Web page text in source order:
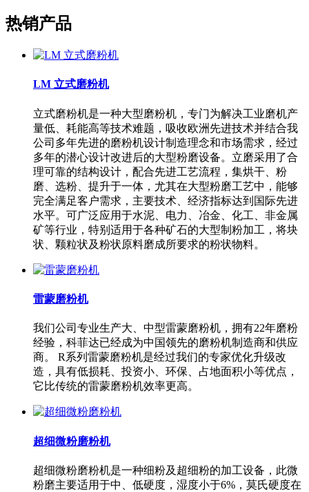
热销产品
LM 立式磨粉机
立式磨粉机是一种大型磨粉机，专门为解决工业磨机产
量低、耗能高等技术难题，吸收欧洲先进技术并结合我
公司多年先进的磨粉机设计制造理念和市场需求，经过
多年的潜心设计改进后的大型粉磨设备。立磨采用了合
理可靠的结构设计，配合先进工艺流程，集烘干、粉
磨、选粉、提升于一体，尤其在大型粉磨工艺中，能够
完全满足客户需求，主要技术、经济指标达到国际先进
水平。可广泛应用于水泥、电力、冶金、化工、非金属
矿等行业，特别适用于各种矿石的大型制粉加工，将块
状、颗粒状及粉状原料磨成所要求的粉状物料。
雷蒙磨粉机
我们公司专业生产大、中型雷蒙磨粉机，拥有22年磨粉
经验，科菲达已经成为中国领先的磨粉机制造商和供应
商。 R系列雷蒙磨粉机是经过我们的专家优化升级改
造，具有低损耗、投资小、环保、占地面积小等优点，
它比传统的雷蒙磨粉机效率更高。
超细微粉磨粉机
超细微粉磨粉机是一种细粉及超细粉的加工设备，此微
粉磨主要适用于中、低硬度，湿度小于6%，莫氏硬度在